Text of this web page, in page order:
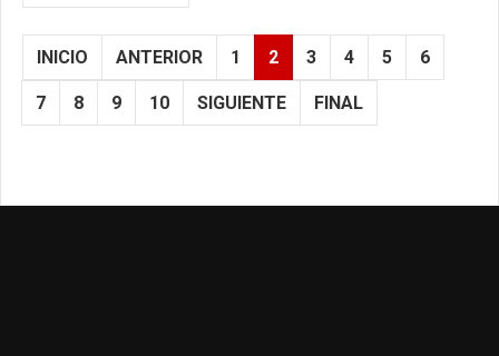
INICIO ANTERIOR 1 2 3 4 5 6
7 8 9 10 SIGUIENTE FINAL